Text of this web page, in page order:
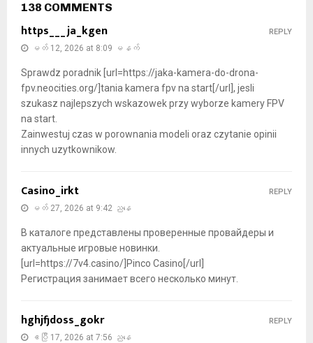
138 COMMENTS
https___ja_kgen
မတ် 12, 2026 at 8:09 မနက်
Sprawdz poradnik [url=https://jaka-kamera-do-drona-
fpv.neocities.org/]tania kamera fpv na start[/url], jesli
szukasz najlepszych wskazowek przy wyborze kamery FPV
na start.
Zainwestuj czas w porownania modeli oraz czytanie opinii
innych uzytkownikow.
REPLY
Casino_irkt
မတ် 27, 2026 at 9:42 ညနေ
В каталоге представлены проверенные провайдеры и
актуальные игровые новинки.
[url=https://7v4.casino/]Pinco Casino[/url]
Регистрация занимает всего несколько минут.
REPLY
hghjfjdoss_gokr
ဧပြီ 17, 2026 at 7:56 ညနေ
REPLY